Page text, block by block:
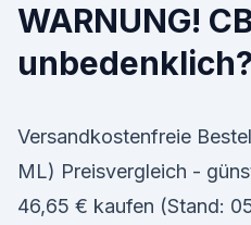
WARNUNG!
Versandkostenfreie
ML) Preisvergleich -
46,65 € kaufen (Stand: